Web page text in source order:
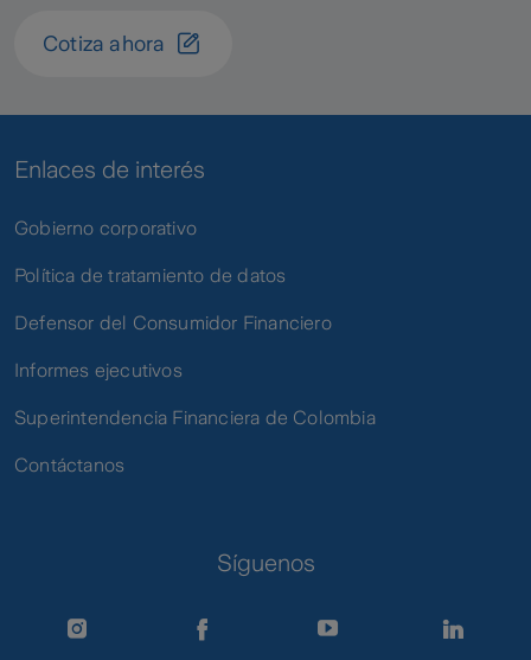
Cotiza ahora
Enlaces de interés
Gobierno corporativo
Política de tratamiento de datos
Defensor del Consumidor Financiero
Informes ejecutivos
Superintendencia Financiera de Colombia
Contáctanos
Síguenos